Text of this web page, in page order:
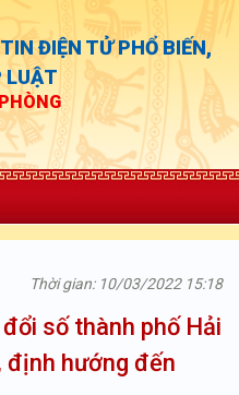
ĐIỆN TỬ PHỔ BIẾN,
LUẬT
Thời gian: 10/03/2022 15:18
số thành phố Hải
định hướng đến